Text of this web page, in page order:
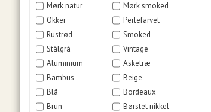
Mørk natur
Mørk smoked
Okker
Perlefarvet
Rustrød
Smoked
Stålgrå
Vintage
Aluminium
Asketræ
Bambus
Beige
Blå
Bordeaux
Brun
Børstet nikkel